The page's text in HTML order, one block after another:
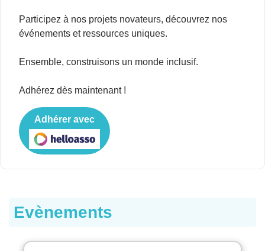
Participez à nos projets novateurs, découvrez nos
événements et ressources uniques.
Ensemble, construisons un monde inclusif.
Adhérez dès maintenant !
Adhérer avec
Evènements